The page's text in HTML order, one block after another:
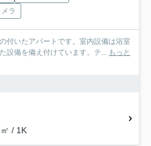
ラ
付いたアパートです。室内設備は浴室
設備を備え付けています。テ...
もっと
/ 1K